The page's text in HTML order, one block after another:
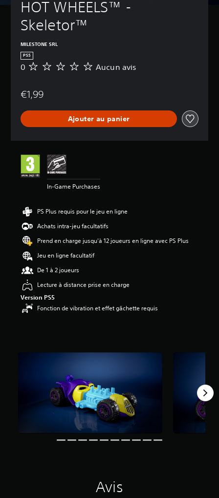
HOT WHEELS™ -
Skeletor™
MILESTONE SRL
PS5
A
u
a
v
0 Aucun avis
€1,99
Ajouter au panier
In-Game Purchases
PS Plus requis pour le jeu en ligne
Achats intra-jeu facultatifs
Prend en charge jusqu'à 12 joueurs en ligne avec PS Plus
Jeu en ligne facultatif
De 1 à 2 joueurs
Lecture à distance prise en charge
Version PS5
Fonction de vibration et effet gâchette requis
Avis